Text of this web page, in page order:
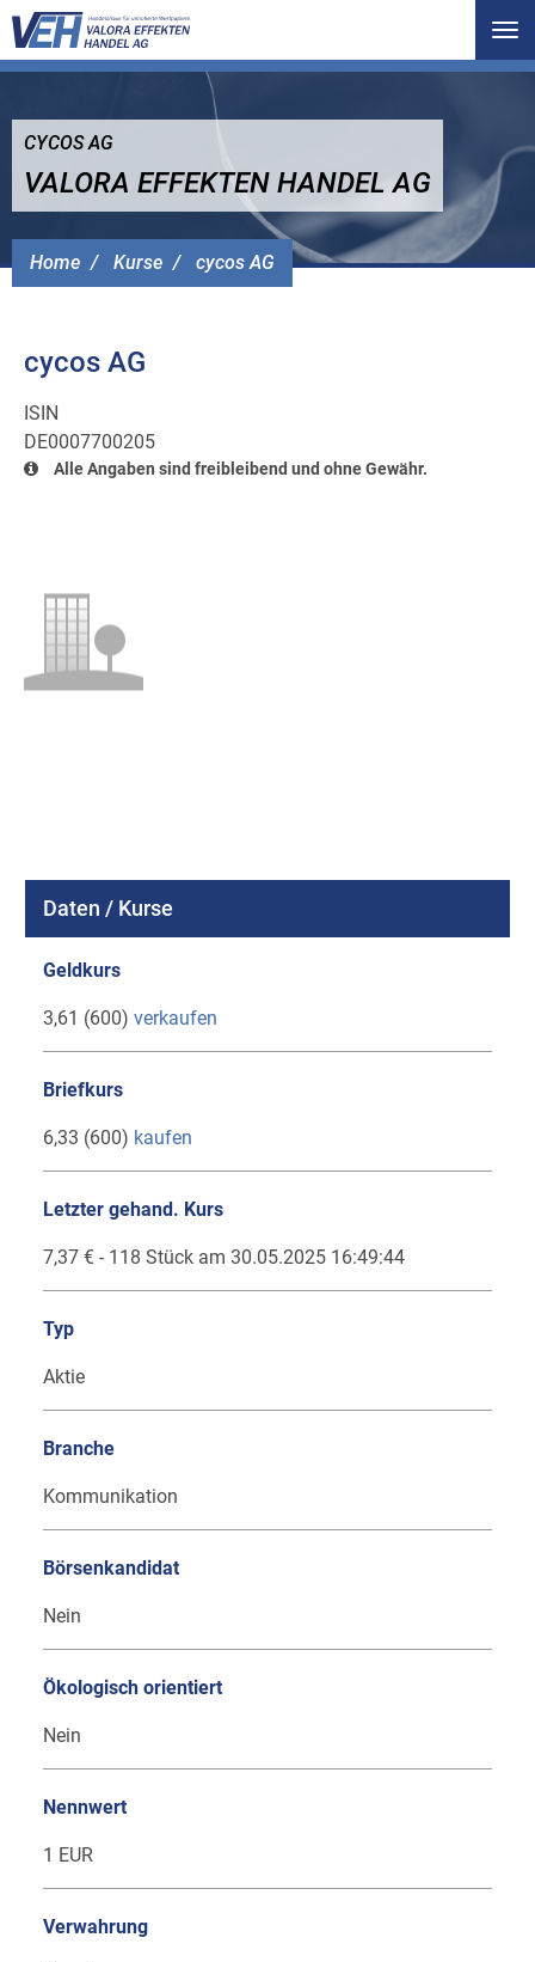
Home Kurse cycos AG
CYCOS AG
VALORA EFFEKTEN HANDEL AG
cycos AG
ISIN
DE0007700205
Alle Angaben sind freibleibend und ohne Gewähr.
Daten / Kurse
Geldkurs
3,61 (600) verkaufen
Briefkurs
6,33 (600) kaufen
Letzter gehand. Kurs
7,37 € - 118 Stück am 30.05.2025 16:49:44
Typ
Aktie
Branche
Kommunikation
Börsenkandidat
Nein
Ökologisch orientiert
Nein
Nennwert
1 EUR
Verwahrung